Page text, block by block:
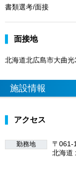
書類選考/面接
面接地
北海道北広島市大曲光
施設情報
アクセス
勤務地
〒061-
北海道